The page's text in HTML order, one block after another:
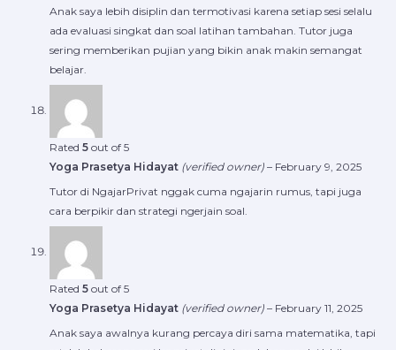
Anak saya lebih disiplin dan termotivasi karena setiap sesi selalu
ada evaluasi singkat dan soal latihan tambahan. Tutor juga
sering memberikan pujian yang bikin anak makin semangat
belajar.
Rated 5 out of 5
Yoga Prasetya Hidayat (verified owner) – February 9, 2025
Tutor di NgajarPrivat nggak cuma ngajarin rumus, tapi juga
cara berpikir dan strategi ngerjain soal.
Rated 5 out of 5
Yoga Prasetya Hidayat (verified owner) – February 11, 2025
Anak saya awalnya kurang percaya diri sama matematika, tapi